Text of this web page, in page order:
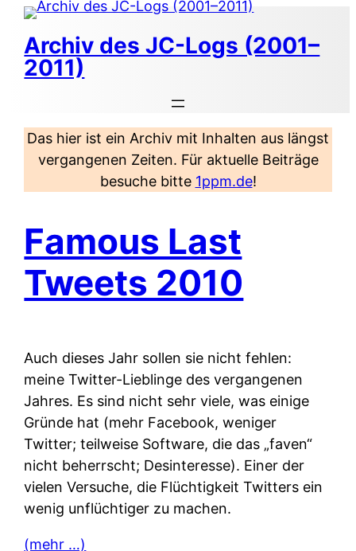
Zum
Inhalt
springen
Archiv des JC-Logs (2001–
2011)
Das hier ist ein Archiv mit Inhalten aus längst
vergangenen Zeiten. Für aktuelle Beiträge
besuche bitte 1ppm.de!
Famous Last
Tweets 2010
Auch dieses Jahr sollen sie nicht fehlen:
meine Twitter-Lieblinge des vergangenen
Jahres. Es sind nicht sehr viele, was einige
Gründe hat (mehr Facebook, weniger
Twitter; teilweise Software, die das „faven“
nicht beherrscht; Desinteresse). Einer der
vielen Versuche, die Flüchtigkeit Twitters ein
wenig unflüchtiger zu machen.
(mehr …)